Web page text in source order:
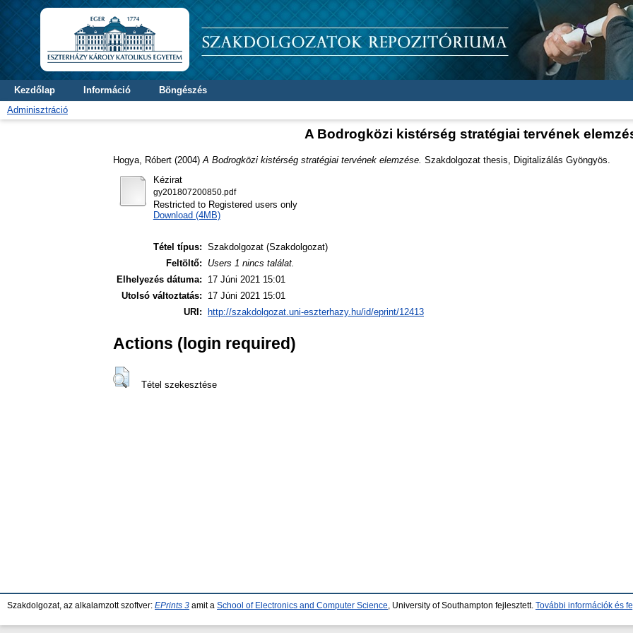
Kezdőlap Információ
Böngészés
Adminisztráció
A Bodrogközi kistérség stratégiai tervének
Hogya, Róbert (2004) A Bodrogközi kistérség stratégiai tervének elemzése. Szakdolgozat thesis, Digitalizálás Gyöngyös.
Kézirat
gy201807200850.pdf
Restricted to Registered users only
Download (4MB)
Tétel típus: Szakdolgozat (Szakdolgozat)
Feltöltő:
Users 1 nincs találat.
Elhelyezés dátuma:
17 Júni 2021 15:01
Utolsó változtatás:
17 Júni 2021 15:01
URI:
http://szakdolgozat.uni-eszterhazy.hu/id/eprint/12413
Actions (login required)
Tétel szekesztése
Szakdolgozat, az alkalamzott szoftver: EPrints 3 amit a School of Electronics and Computer Science , University of Southampton fejlesztett. További információk és